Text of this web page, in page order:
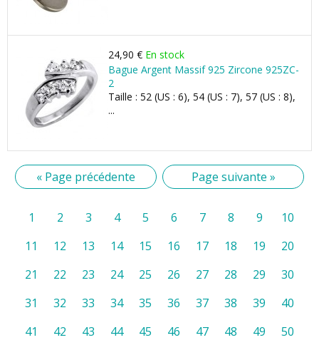
24,90 € En stock
Bague Argent Massif 925 Zircone 925ZC-
2
Taille : 52 (US : 6), 54 (US : 7), 57 (US : 8),
...
« Page précédente Page suivante »
1 2 3 4 5 6 7 8 9
10
11
12 13 14 15 16 17 18 19
20
21
22 23 24 25 26 27 28 29
30
31
32 33 34 35 36 37 38 39
40
41
42 43 44 45 46 47 48 49
50